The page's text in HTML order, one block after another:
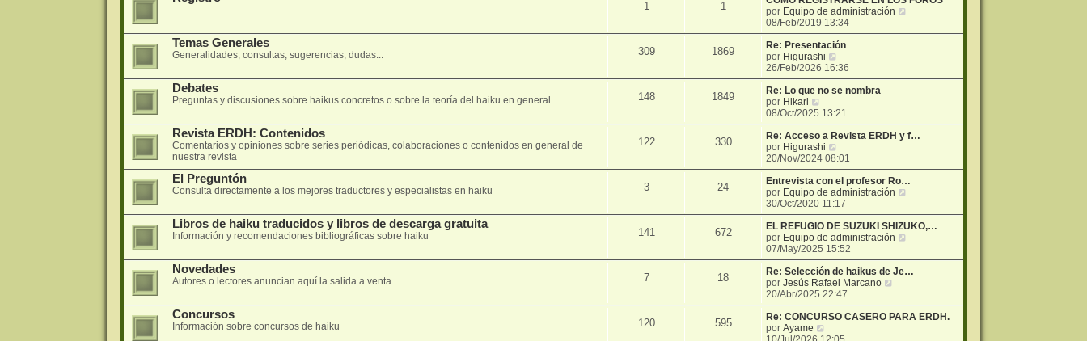
1 1
por Equipo de administración
r
i
e
n
j
e
08/Feb/2019 13:34
Temas Generales
Generalidades, consultas, sugerencias, dudas... 309 1869
Re: Presentación
por Higurashi
e
r
ú
t
i
m
m
e
n
s
a
j
e
26/Feb/2026 16:36
Debates
Preguntas y discusiones sobre haikus concretos o sobre la teorí­a del haiku en general 148 1849
Re: Lo que no se nombra
por Hikari
e
r
ú
l
t
i
m
o
m
e
n
s
a
j
e
08/Oct/2025 13:21
Revista ERDH: Contenidos
Comentarios y opiniones sobre series periódicas, colaboraciones o contenidos en general de
nuestra revista
122 330
Re: Acceso a Revista ERDH y f…
por Higurashi
e
r
ú
l
i
m
o
m
e
n
s
a
j
e
20/Nov/2024 08:01
El Preguntón
Consulta directamente a los mejores traductores y especialistas en haiku 3 24
Entrevista con el profesor Ro…
por Equipo de administración
r
ú
i
m
e
n
30/Oct/2020 11:17
Libros de haiku traducidos y libros de descarga gratuita
Información y recomendaciones bibliográficas sobre haiku 141 672
EL REFUGIO DE SUZUKI SHIZUKO,…
por Equipo de administración
r
ú
i
m
07/May/2025 15:52
Novedades
Autores o lectores anuncian aquí la salida a venta 7 18
Re: Selección de haikus de Je…
porJesús Rafael Marcano
r
ú
20/Abr/2025 22:47
Concursos
Información sobre concursos de haiku 120 595
Re: CONCURSO CASERO PARA ERDH.
porAyame